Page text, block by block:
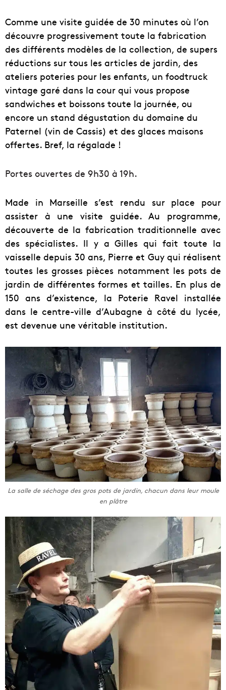
Comme une visite guidée de 30 minutes où l’on
découvre progressivement toute la fabrication
des différents modèles de la collection, de supers
réductions sur tous les articles de jardin, des
ateliers poteries pour les enfants, un foodtruck
vintage garé dans la cour qui vous propose
sandwiches et boissons toute la journée, ou
encore un stand dégustation du domaine du
Paternel (vin de Cassis) et des glaces maisons
offertes. Bref, la régalade !
Portes ouvertes de 9h30 à 19h.
Made in Marseille s’est rendu sur place pour
assister à une visite guidée. Au programme,
découverte de la fabrication traditionnelle avec
des spécialistes. Il y a Gilles qui fait toute la
vaisselle depuis 30 ans, Pierre et Guy qui réalisent
toutes les grosses pièces notamment les pots de
jardin de différentes formes et tailles. En plus de
150 ans d’existence, la Poterie Ravel installée
dans le centre-ville d’Aubagne à côté du lycée,
est devenue une véritable institution.
La salle de séchage des gros pots de jardin, chacun dans leur moule
en plâtre